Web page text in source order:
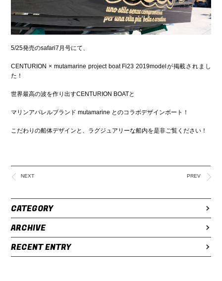
5/25発売のsafari7月号にて、
CENTURION × mutamarine project boat Fi23 2019modelが掲載されまし
た！
世界最高の波を作り出すCENTURION BOATと
マリンアパレルブランド mutamarine とのコラボデザインボート！
こだわりの船体デザインと、ラグジュアリーな船内を是非ご覧ください！
NEXT PREV
CATEGORY
ARCHIVE
RECENT ENTRY